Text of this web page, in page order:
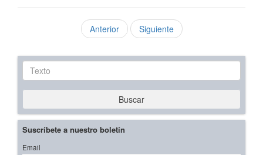
Anterior Siguiente
Texto
Buscar
Suscríbete a nuestro boletín
Email